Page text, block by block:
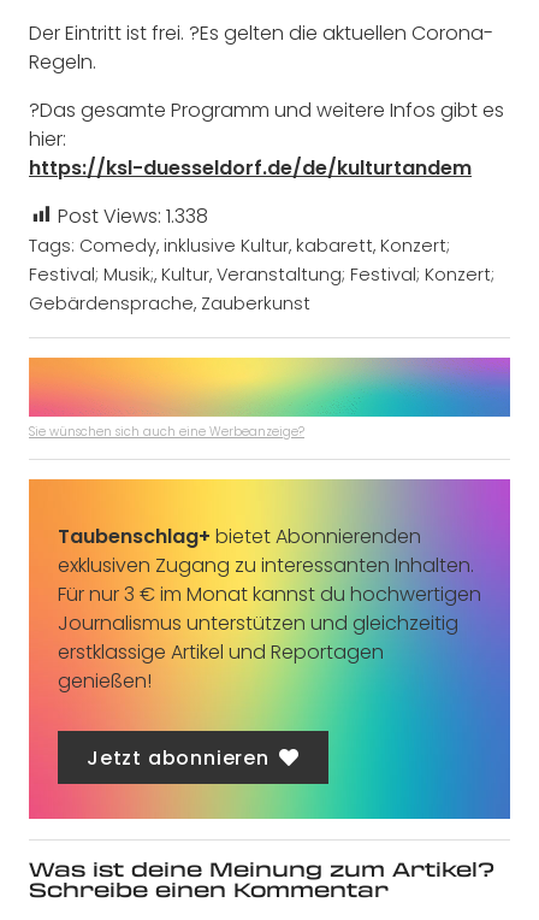
Der Eintritt ist frei. ?Es gelten die aktuellen Corona-
Regeln.
?Das gesamte Programm und weitere Infos gibt es
hier:
https://ksl-duesseldorf.de/de/kulturtandem
Post Views: 1.338
Tags: Comedy, inklusive Kultur, kabarett, Konzert;
Festival; Musik;, Kultur, Veranstaltung; Festival; Konzert;
Gebärdensprache, Zauberkunst
Sie wünschen sich auch eine Werbeanzeige?
Taubenschlag+ bietet Abonnierenden
exklusiven Zugang zu interessanten Inhalten.
Für nur 3 € im Monat kannst du hochwertigen
Journalismus unterstützen und gleichzeitig
erstklassige Artikel und Reportagen
genießen!
Jetzt abonnieren
Was ist deine Meinung zum Artikel?
Schreibe einen Kommentar